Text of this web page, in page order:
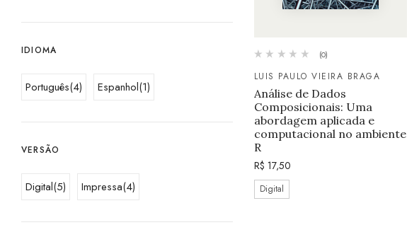
IDIOMA
Português(4) Espanhol(1)
VERSÃO
Digital(5) Impressa(4)
(0)
LUIS PAULO VIEIRA BRAGA
Análise de Dados
Composicionais: Uma
abordagem aplicada e
computacional no ambiente
R
R$ 17,50
Digital